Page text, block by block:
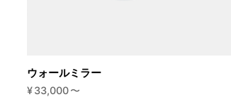
ウォールミラー
¥33,000〜